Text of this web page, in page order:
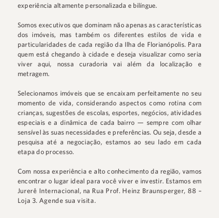
experiência altamente personalizada e bilíngue.
Somos executivos que dominam não apenas as características
dos imóveis, mas também os diferentes estilos de vida e
particularidades de cada região da Ilha de Florianópolis. Para
quem está chegando à cidade e deseja visualizar como seria
viver aqui, nossa curadoria vai além da localização e
metragem.
Selecionamos imóveis que se encaixam perfeitamente no seu
momento de vida, considerando aspectos como rotina com
crianças, sugestões de escolas, esportes, negócios, atividades
especiais e a dinâmica de cada bairro — sempre com olhar
sensível às suas necessidades e preferências. Ou seja, desde a
pesquisa até a negociação, estamos ao seu lado em cada
etapa do processo.
Com nossa experiência e alto conhecimento da região, vamos
encontrar o lugar ideal para você viver e investir. Estamos em
Jurerê Internacional, na Rua Prof. Heinz Braunsperger, 88 –
Loja 3. Agende sua visita.